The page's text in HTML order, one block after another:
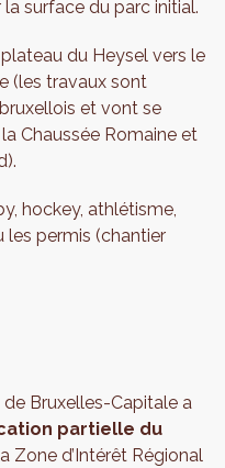
surface du parc initial.
du Heysel vers le
(les travaux sont
et vont se
Chaussée Romaine et
hockey, athlétisme,
permis (chantier
Bruxelles-Capitale a
partielle du
Zone d’Intérêt Régional